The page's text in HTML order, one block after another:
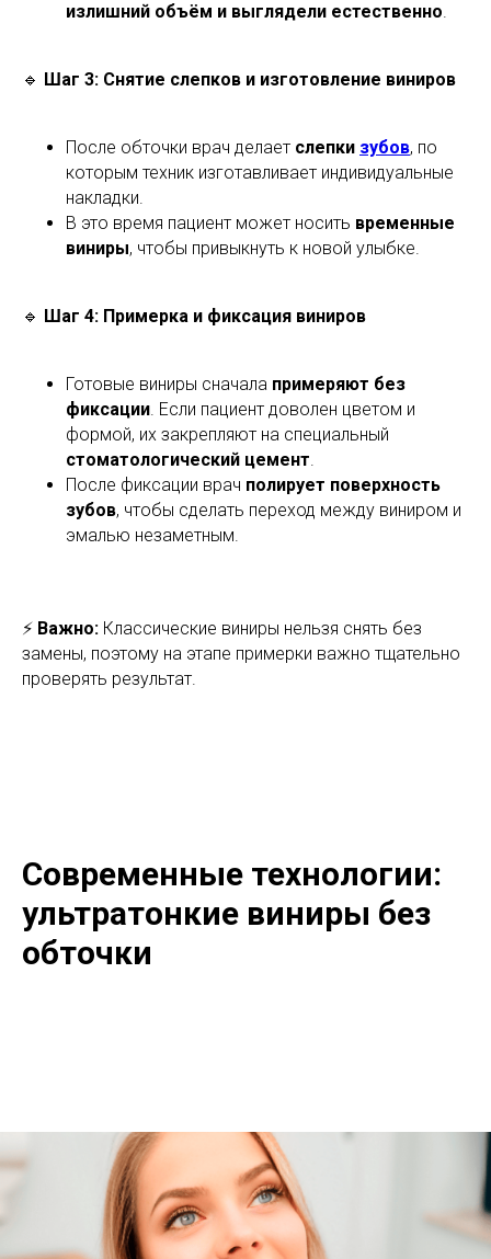
излишний объём и выглядели естественно.
🔹 Шаг 3: Снятие слепков и изготовление виниров
После обточки врач делает слепки зубов, по
которым техник изготавливает индивидуальные
накладки.
В это время пациент может носить временные
виниры, чтобы привыкнуть к новой улыбке.
🔹 Шаг 4: Примерка и фиксация виниров
Готовые виниры сначала примеряют без
фиксации. Если пациент доволен цветом и
формой, их закрепляют на специальный
стоматологический цемент.
После фиксации врач полирует поверхность
зубов, чтобы сделать переход между виниром и
эмалью незаметным.
⚡ Важно: Классические виниры нельзя снять без
замены, поэтому на этапе примерки важно тщательно
проверять результат.
Современные технологии:
ультратонкие виниры без
обточки